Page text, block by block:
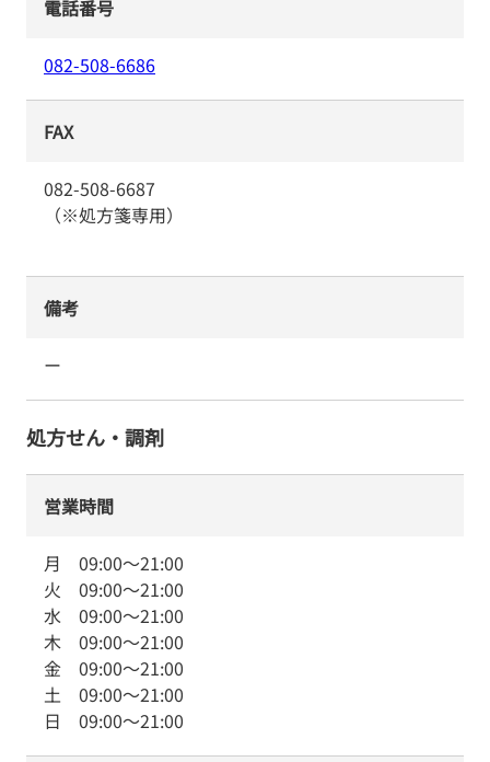
電話番号
082-508-6686
FAX
082-508-6687
（※処方箋専用）
備考
ー
処方せん・調剤
営業時間
月 09:00～21:00
火 09:00～21:00
水 09:00～21:00
木 09:00～21:00
金 09:00～21:00
土 09:00～21:00
日 09:00～21:00